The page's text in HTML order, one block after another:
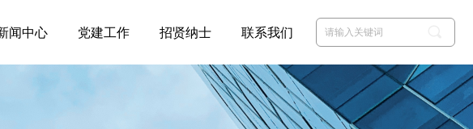
闻中心 党建工作 招贤纳士 联系我们